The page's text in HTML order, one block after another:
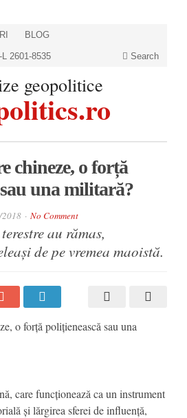
BLOG
2601-8535 Search
geopolitice
chineze, o forță
una militară?
No Comment
au rămas,
de pe vremea maoistă.
care funcționează ca un instrument
și lărgirea sferei de influență,